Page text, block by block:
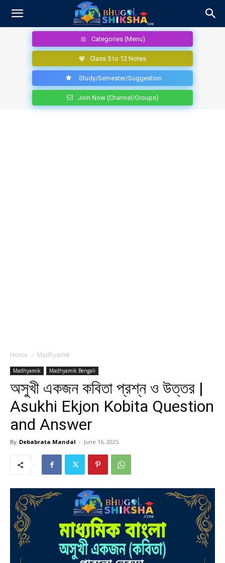
Categories (Menu)
Class 5 to 12 Notes
Study/Semester/Suggestion
Join Now (Channel/Groups)
Home Madhyamik
Madhyamik Madhyamik Bengali
অসুখী একজন কবিতা প্রশ্ন ও উত্তর |
Asukhi Ekjon Kobita Question
and Answer
By Debabrata Mandal - June 16, 2025